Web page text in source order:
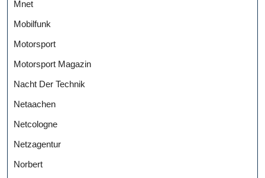
Mnet
Mobilfunk
Motorsport
Motorsport Magazin
Nacht Der Technik
Netaachen
Netcologne
Netzagentur
Norbert